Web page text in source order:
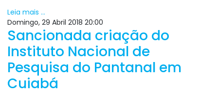
Leia mais ...
Domingo, 29 Abril 2018 20:00
Sancionada criação do
Instituto Nacional de
Pesquisa do Pantanal em
Cuiabá